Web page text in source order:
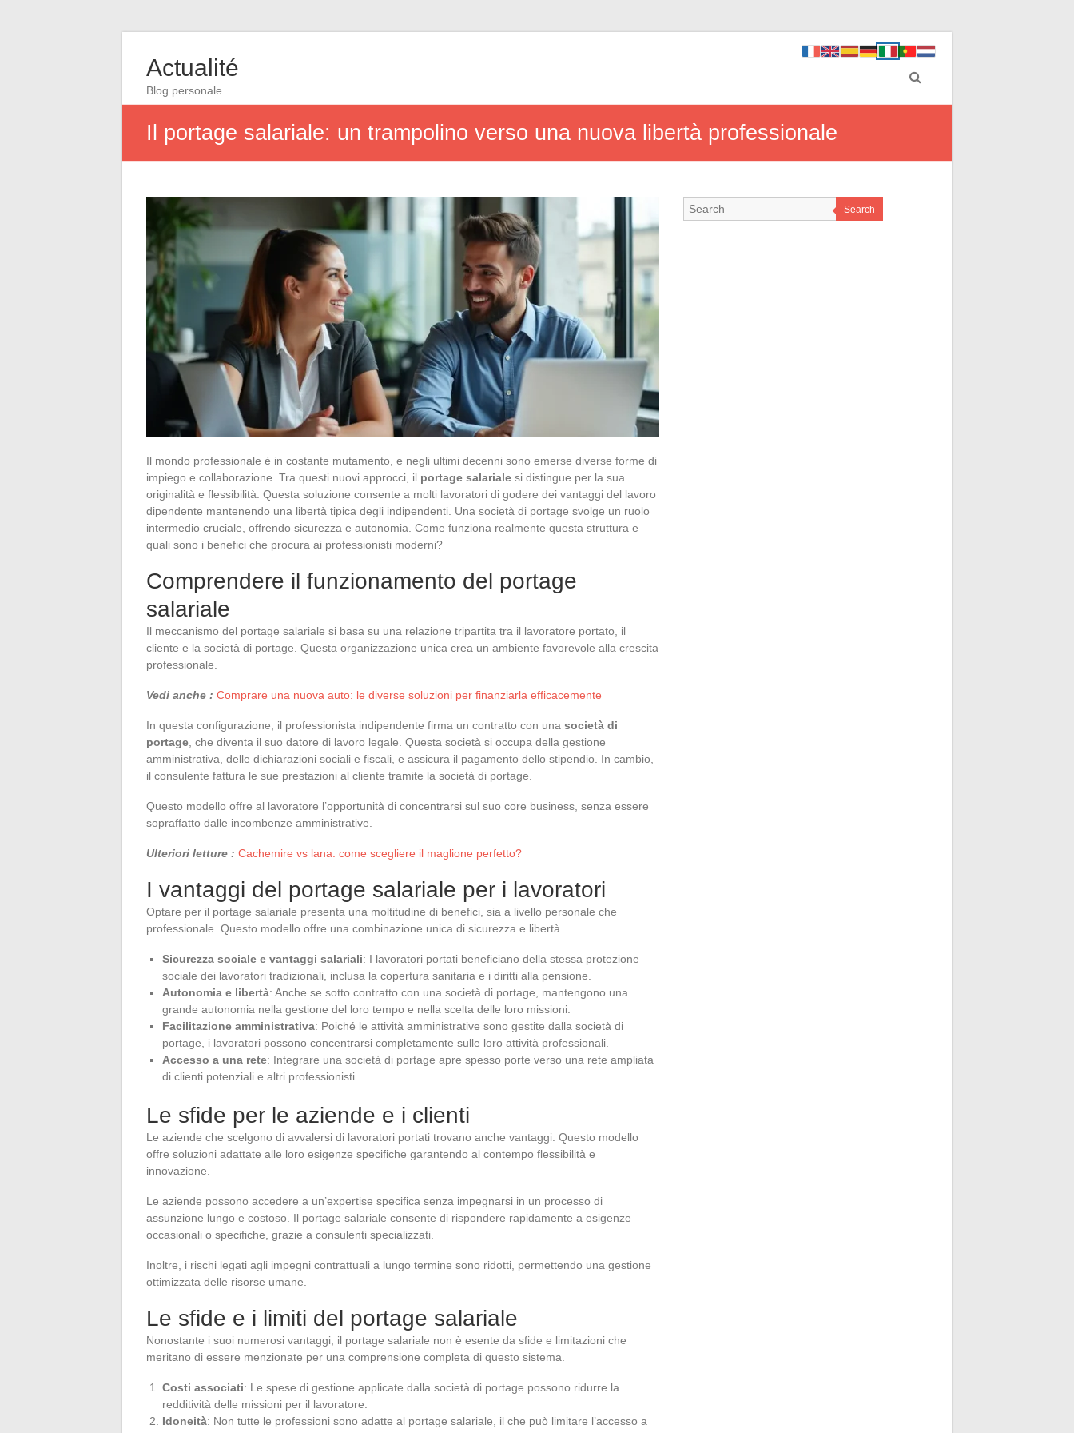
Actualité
Blog personale
Il portage salariale: un trampolino verso una nuova libertà professionale
Il mondo professionale è in costante mutamento, e negli ultimi decenni sono emerse diverse forme di
impiego e collaborazione. Tra questi nuovi approcci, il portage salariale si distingue per la sua
originalità e flessibilità. Questa soluzione consente a molti lavoratori di godere dei vantaggi del lavoro
dipendente mantenendo una libertà tipica degli indipendenti. Una società di portage svolge un ruolo
intermedio cruciale, offrendo sicurezza e autonomia. Come funziona realmente questa struttura e
quali sono i benefici che procura ai professionisti moderni?
Comprendere il funzionamento del portage
salariale
Il meccanismo del portage salariale si basa su una relazione tripartita tra il lavoratore portato, il
cliente e la società di portage. Questa organizzazione unica crea un ambiente favorevole alla crescita
professionale.
Vedi anche : Comprare una nuova auto: le diverse soluzioni per finanziarla efficacemente
In questa configurazione, il professionista indipendente firma un contratto con una società di
portage , che diventa il suo datore di lavoro legale. Questa società si occupa della gestione
amministrativa, delle dichiarazioni sociali e fiscali, e assicura il pagamento dello stipendio. In cambio,
il consulente fattura le sue prestazioni al cliente tramite la società di portage.
Questo modello offre al lavoratore l’opportunità di concentrarsi sul suo core business, senza essere
sopraffatto dalle incombenze amministrative.
Ulteriori letture : Cachemire vs lana: come scegliere il maglione perfetto?
I vantaggi del portage salariale per i lavoratori
Optare per il portage salariale presenta una moltitudine di benefici, sia a livello personale che
professionale. Questo modello offre una combinazione unica di sicurezza e libertà.
Sicurezza sociale e vantaggi salariali: I lavoratori portati beneficiano della stessa protezione
sociale dei lavoratori tradizionali, inclusa la copertura sanitaria e i diritti alla pensione.
Autonomia e libertà: Anche se sotto contratto con una società di portage, mantengono una
grande autonomia nella gestione del loro tempo e nella scelta delle loro missioni.
Facilitazione amministrativa: Poiché le attività amministrative sono gestite dalla società di
portage, i lavoratori possono concentrarsi completamente sulle loro attività professionali.
Accesso a una rete: Integrare una società di portage apre spesso porte verso una rete ampliata
di clienti potenziali e altri professionisti.
Le sfide per le aziende e i clienti
Le aziende che scelgono di avvalersi di lavoratori portati trovano anche vantaggi. Questo modello
offre soluzioni adattate alle loro esigenze specifiche garantendo al contempo flessibilità e
innovazione.
Le aziende possono accedere a un’expertise specifica senza impegnarsi in un processo di
assunzione lungo e costoso. Il portage salariale consente di rispondere rapidamente a esigenze
occasionali o specifiche, grazie a consulenti specializzati.
Inoltre, i rischi legati agli impegni contrattuali a lungo termine sono ridotti, permettendo una gestione
ottimizzata delle risorse umane.
Le sfide e i limiti del portage salariale
Nonostante i suoi numerosi vantaggi, il portage salariale non è esente da sfide e limitazioni che
meritano di essere menzionate per una comprensione completa di questo sistema.
Costi associati: Le spese di gestione applicate dalla società di portage possono ridurre la
redditività delle missioni per il lavoratore.
Idoneità: Non tutte le professioni sono adatte al portage salariale, il che può limitare l’accesso a
Search